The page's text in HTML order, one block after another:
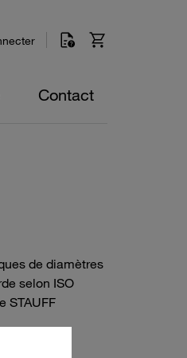
Contact
de diamètres
selon ISO
STAUFF